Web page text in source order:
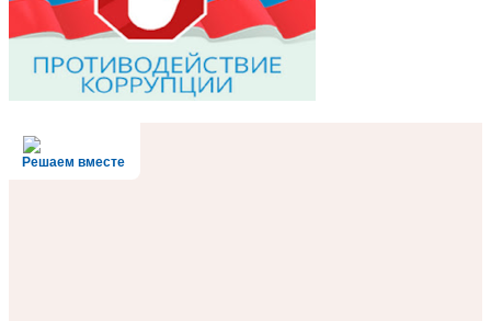
Решаем вместе